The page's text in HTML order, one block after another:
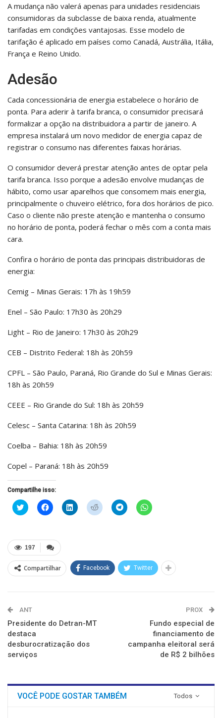
A mudança não valerá apenas para unidades residenciais
consumidoras da subclasse de baixa renda, atualmente
tarifadas em condições vantajosas. Esse modelo de
tarifação é aplicado em países como Canadá, Austrália, Itália,
França e Reino Unido.
Adesão
Cada concessionária de energia estabelece o horário de
ponta. Para aderir à tarifa branca, o consumidor precisará
formalizar a opção na distribuidora a partir de janeiro. A
empresa instalará um novo medidor de energia capaz de
registrar o consumo nas diferentes faixas horárias.
O consumidor deverá prestar atenção antes de optar pela
tarifa branca. Isso porque a adesão envolve mudanças de
hábito, como usar aparelhos que consomem mais energia,
principalmente o chuveiro elétrico, fora dos horários de pico.
Caso o cliente não preste atenção e mantenha o consumo
no horário de ponta, poderá fechar o mês com a conta mais
cara.
Confira o horário de ponta das principais distribuidoras de
energia:
Cemig – Minas Gerais: 17h às 19h59
Enel – São Paulo: 17h30 às 20h29
Light – Rio de Janeiro: 17h30 às 20h29
CEB – Distrito Federal: 18h às 20h59
CPFL – São Paulo, Paraná, Rio Grande do Sul e Minas Gerais:
18h às 20h59
CEEE – Rio Grande do Sul: 18h às 20h59
Celesc – Santa Catarina: 18h às 20h59
Coelba – Bahia: 18h às 20h59
Copel – Paraná: 18h às 20h59
Compartilhe isso:
Clique
para
em
nova
janela)
Clique
para
em
nova
janela)
Clique
para
Clique
para
Clique
para
Clique
para
197
Compartilhar Facebook Twitter
ANT
Presidente do Detran-MT
destaca
desburocratização dos
serviços
PROX
Fundo especial de
financiamento de
campanha eleitoral será
de R$ 2 bilhões
Todos
VOCÊ PODE GOSTAR TAMBÉM